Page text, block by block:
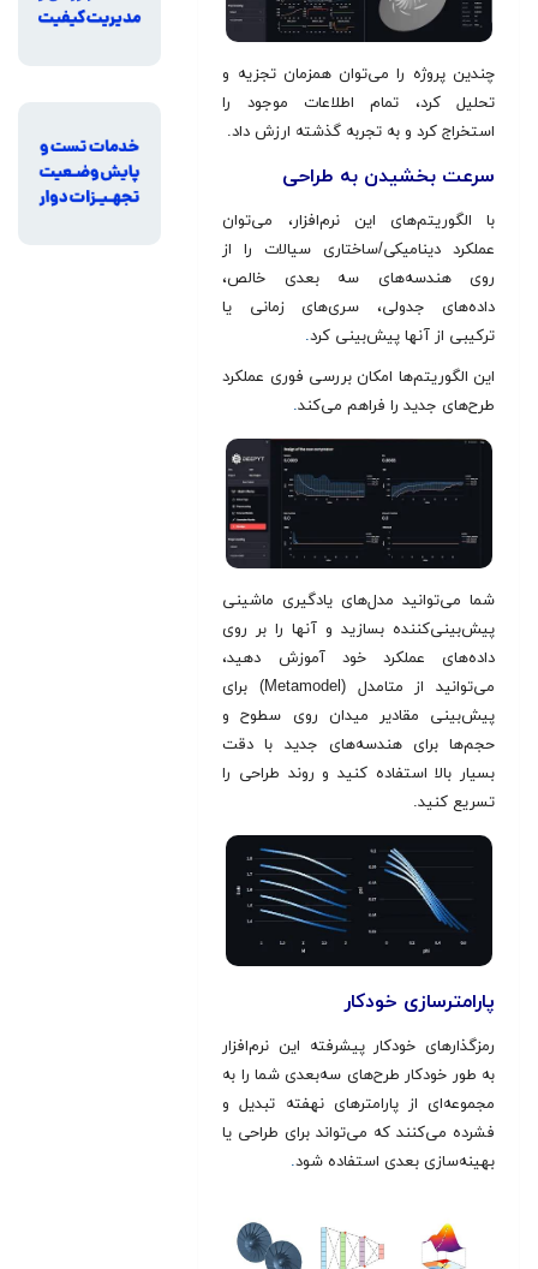
چندین پروژه را می‌توان همزمان تجزیه و
تحلیل کرد، تمام اطلاعات موجود را
استخراج کرد و به تجربه گذشته ارزش داد.
سرعت بخشیدن به طراحی
با الگوریتم‌های این نرم‌افزار، می‌توان
عملکرد دینامیکی/ساختاری سیالات را از
روی هندسه‌های سه بعدی خالص،
داده‌های جدولی، سری‌های زمانی یا
ترکیبی از آنها پیش‌بینی کرد.
این الگوریتم‌ها امکان بررسی فوری عملکرد
طرح‌های جدید را فراهم می‌کند.
شما می‌توانید مدل‌های یادگیری ماشینی
پیش‌بینی‌کننده بسازید و آنها را بر روی
داده‌های عملکرد خود آموزش دهید،
می‌توانید از متامدل (Metamodel) برای
پیش‌بینی مقادیر میدان روی سطوح و
حجم‌ها برای هندسه‌های جدید با دقت
بسیار بالا استفاده کنید و روند طراحی را
تسریع کنید.
پارامترسازی خودکار
رمزگذارهای خودکار پیشرفته این نرم‌افزار
به طور خودکار طرح‌های سه‌بعدی شما را به
مجموعه‌ای از پارامترهای نهفته تبدیل و
فشرده می‌کنند که می‌تواند برای طراحی یا
بهینه‌سازی بعدی استفاده شود.